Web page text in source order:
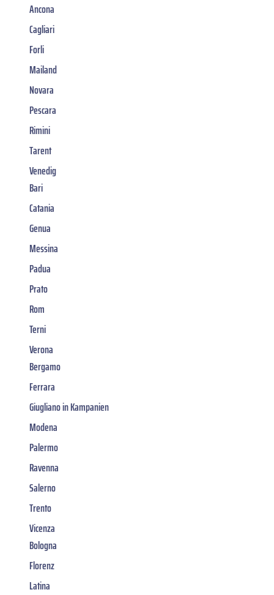
Ancona
Cagliari
Forli
Mailand
Novara
Pescara
Rimini
Tarent
Venedig
Bari
Catania
Genua
Messina
Padua
Prato
Rom
Terni
Verona
Bergamo
Ferrara
Giugliano in Kampanien
Modena
Palermo
Ravenna
Salerno
Trento
Vicenza
Bologna
Florenz
Latina